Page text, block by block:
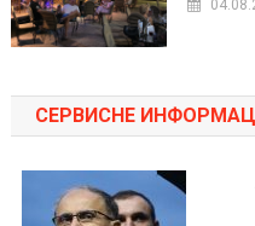
СЕРВИСНЕ